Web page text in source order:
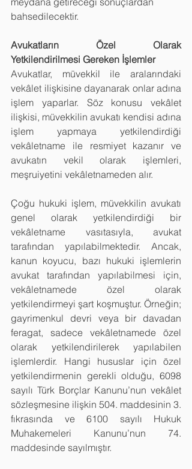
bahsedilecektir.
Avukatların Özel Olarak
Yetkilendirilmesi Gereken İşlemler
Avukatlar, müvekkil ile aralarındaki
vekâlet ilişkisine dayanarak onlar adına
işlem yaparlar. Söz konusu vekâlet
ilişkisi, müvekkilin avukatı kendisi adına
işlem yapmaya yetkilendirdiği
vekâletname ile resmiyet kazanır ve
avukatın vekil olarak işlemleri,
meşruiyetini vekâletnameden alır.
Çoğu hukuki işlem, müvekkilin avukatı
genel olarak yetkilendirdiği bir
vekâletname vasıtasıyla, avukat
tarafından yapılabilmektedir. Ancak,
kanun koyucu, bazı hukuki işlemlerin
avukat tarafından yapılabilmesi için,
vekâletnamede özel olarak
yetkilendirmeyi şart koşmuştur. Örneğin;
gayrimenkul devri veya bir davadan
feragat, sadece vekâletnamede özel
olarak yetkilendirilerek yapılabilen
işlemlerdir. Hangi hususlar için özel
yetkilendirmenin gerekli olduğu, 6098
sayılı Türk Borçlar Kanunu’nun vekâlet
sözleşmesine ilişkin 504. maddesinin 3.
fıkrasında ve 6100 sayılı Hukuk
Muhakemeleri Kanunu’nun 74.
maddesinde sayılmıştır.